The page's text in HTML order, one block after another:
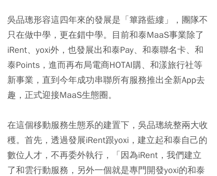
吳品璁形容這四年來的發展是「篳路藍縷」，團隊不
只在做中學，更在錯中學。目前和泰MaaS事業除了
iRent、yoxi外，也發展出和泰Pay、和泰聯名卡、和
泰Points，進而再布局電商HOTAI購、和漾旅行社等
新事業，直到今年成功串聯所有服務推出全新App去
趣，正式迎接MaaS生態圈。
在這個移動服務生態系的建置下，吳品璁統整兩大收
穫。首先，透過發展iRent跟yoxi，建立起和泰自己的
數位人才，不再委外執行，「因為iRent，我們建立
了和雲行動服務，另外一個就是專門開發yoxi的和泰